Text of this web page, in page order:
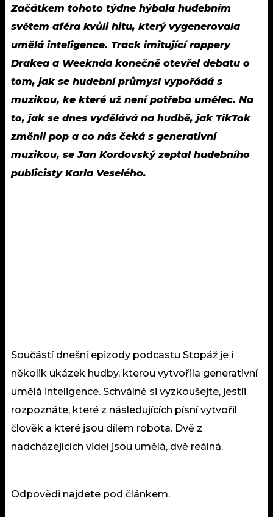
Začátkem tohoto týdne hýbala hudebním
světem aféra kvůli hitu, který vygenerovala
umělá inteligence. Track imitující rappery
Drakea a Weeknda konečně otevřel debatu o
tom, jak se hudební průmysl vypořádá s
muzikou, ke které už není potřeba umělec. Na
to, jak se dnes vydělává na hudbě, jak TikTok
změnil pop a co nás čeká s generativní
muzikou, se Jan Kordovský zeptal hudebního
publicisty Karla Veselého.
Součástí dnešní epizody podcastu Stopáž je i
několik ukázek hudby, kterou vytvořila generativní
umělá inteligence. Schválně si vyzkoušejte, jestli
rozpoznáte, které z následujících písní vytvořil
člověk a které jsou dílem robota. Dvě z
nadcházejících videí jsou umělá, dvě reálná.
Odpovědi najdete pod článkem.